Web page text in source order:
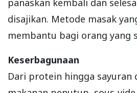
disajikan. Metode masak
membantu bagi orang yang
Keserbagunaan
Dari protein hingga sayuran